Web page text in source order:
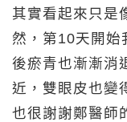
其實看起來只是
然，第10天開始
後瘀青也漸漸消
近，雙眼皮也變
也很謝謝鄭醫師